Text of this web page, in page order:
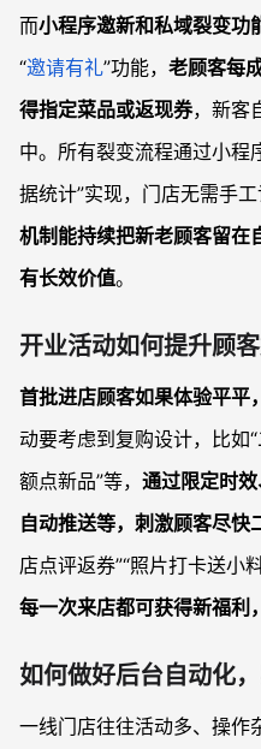
而小程序邀新和私域裂变功
“邀请有礼”功能， 老顾客每
得指定菜品或返现券，新客
中。所有裂变流程通过小程
据统计”实现，门店无需手工
机制能持续把新老顾客留在
有长效价值。
开业活动如何提升顾客
首批进店顾客如果体验平平
动要考虑到复购设计，比如
额点新品”等， 通过限定时
自动推送等，刺激顾客尽快
店点评返券”“照片打卡送小
每一次来店都可获得新福利
如何做好后台自动化
一线门店往往活动多、操作